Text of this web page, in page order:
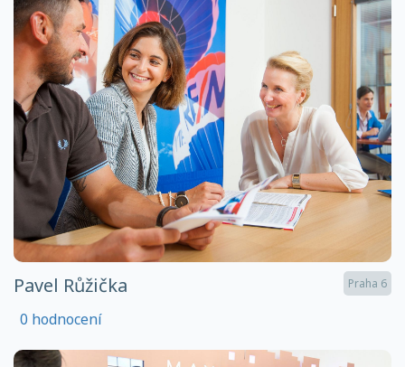
Pavel Růžička Praha 6
0 hodnocení